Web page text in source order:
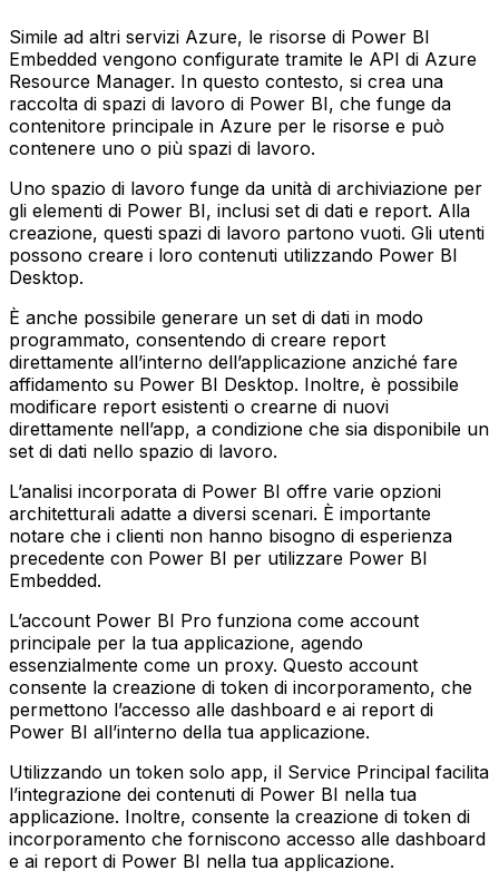
Simile ad altri servizi Azure, le risorse di Power BI
Embedded vengono configurate tramite le API di Azure
Resource Manager. In questo contesto, si crea una
raccolta di spazi di lavoro di Power BI, che funge da
contenitore principale in Azure per le risorse e può
contenere uno o più spazi di lavoro.
Uno spazio di lavoro funge da unità di archiviazione per
gli elementi di Power BI, inclusi set di dati e report. Alla
creazione, questi spazi di lavoro partono vuoti. Gli utenti
possono creare i loro contenuti utilizzando Power BI
Desktop.
È anche possibile generare un set di dati in modo
programmato, consentendo di creare report
direttamente all’interno dell’applicazione anziché fare
affidamento su Power BI Desktop. Inoltre, è possibile
modificare report esistenti o crearne di nuovi
direttamente nell’app, a condizione che sia disponibile un
set di dati nello spazio di lavoro.
L’analisi incorporata di Power BI offre varie opzioni
architetturali adatte a diversi scenari. È importante
notare che i clienti non hanno bisogno di esperienza
precedente con Power BI per utilizzare Power BI
Embedded.
L’account Power BI Pro funziona come account
principale per la tua applicazione, agendo
essenzialmente come un proxy. Questo account
consente la creazione di token di incorporamento, che
permettono l’accesso alle dashboard e ai report di
Power BI all’interno della tua applicazione.
Utilizzando un token solo app, il Service Principal facilita
l’integrazione dei contenuti di Power BI nella tua
applicazione. Inoltre, consente la creazione di token di
incorporamento che forniscono accesso alle dashboard
e ai report di Power BI nella tua applicazione.